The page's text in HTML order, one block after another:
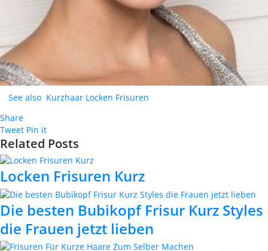
See also Kurzhaar Locken Frisuren
Share
Tweet Pin it
Related Posts
Locken Frisuren Kurz
Die besten Bubikopf Frisur Kurz Styles
die Frauen jetzt lieben